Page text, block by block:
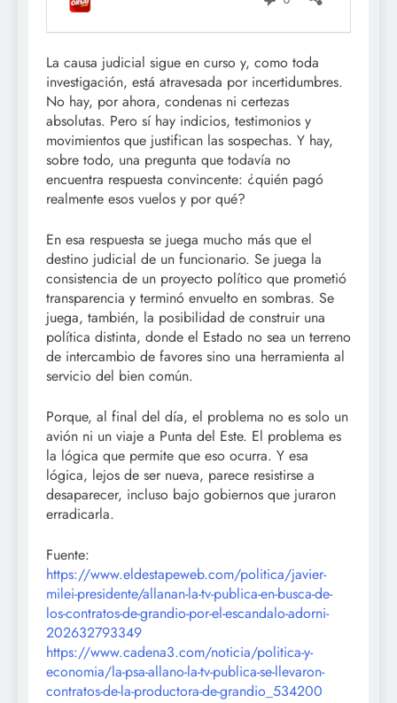
La causa judicial sigue en curso y, como toda
investigación, está atravesada por incertidumbres.
No hay, por ahora, condenas ni certezas
absolutas. Pero sí hay indicios, testimonios y
movimientos que justifican las sospechas. Y hay,
sobre todo, una pregunta que todavía no
encuentra respuesta convincente: ¿quién pagó
realmente esos vuelos y por qué?
En esa respuesta se juega mucho más que el
destino judicial de un funcionario. Se juega la
consistencia de un proyecto político que prometió
transparencia y terminó envuelto en sombras. Se
juega, también, la posibilidad de construir una
política distinta, donde el Estado no sea un terreno
de intercambio de favores sino una herramienta al
servicio del bien común.
Porque, al final del día, el problema no es solo un
avión ni un viaje a Punta del Este. El problema es
la lógica que permite que eso ocurra. Y esa
lógica, lejos de ser nueva, parece resistirse a
desaparecer, incluso bajo gobiernos que juraron
erradicarla.
Fuente:
https://www.eldestapeweb.com/politica/javier-
milei-presidente/allanan-la-tv-publica-en-busca-de-
los-contratos-de-grandio-por-el-escandalo-adorni-
202632793349
https://www.cadena3.com/noticia/politica-y-
economia/la-psa-allano-la-tv-publica-se-llevaron-
contratos-de-la-productora-de-grandio_534200